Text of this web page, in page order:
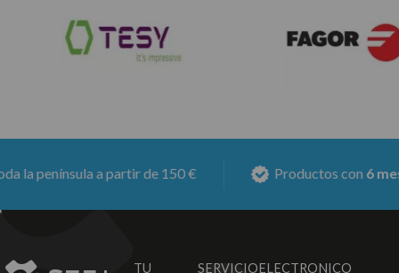
península a partir de 150 € Productos con 6
TU SERVICIOELECTRONICO